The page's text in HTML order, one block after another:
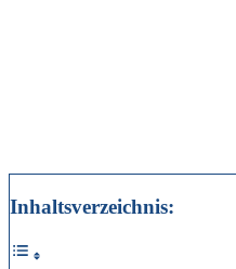
Inhaltsverzeichnis: